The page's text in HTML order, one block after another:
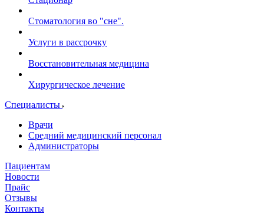
Стоматология во "сне".
Услуги в рассрочку
Восстановительная медицина
Хирургическое лечение
Специалисты
Врачи
Средний медицинский персонал
Администраторы
Пациентам
Новости
Прайс
Отзывы
Контакты